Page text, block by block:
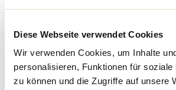
Diese Webseite verwendet Cookies
Wir verwenden Cookies, um Inhalte
personalisieren, Funktionen für soziale
zu können und die Zugriffe auf unsere
SCHLOSS WARTEGG